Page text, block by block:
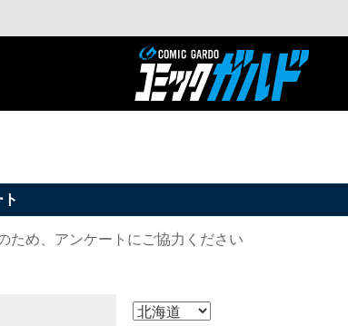
ため、アンケートにご協力ください